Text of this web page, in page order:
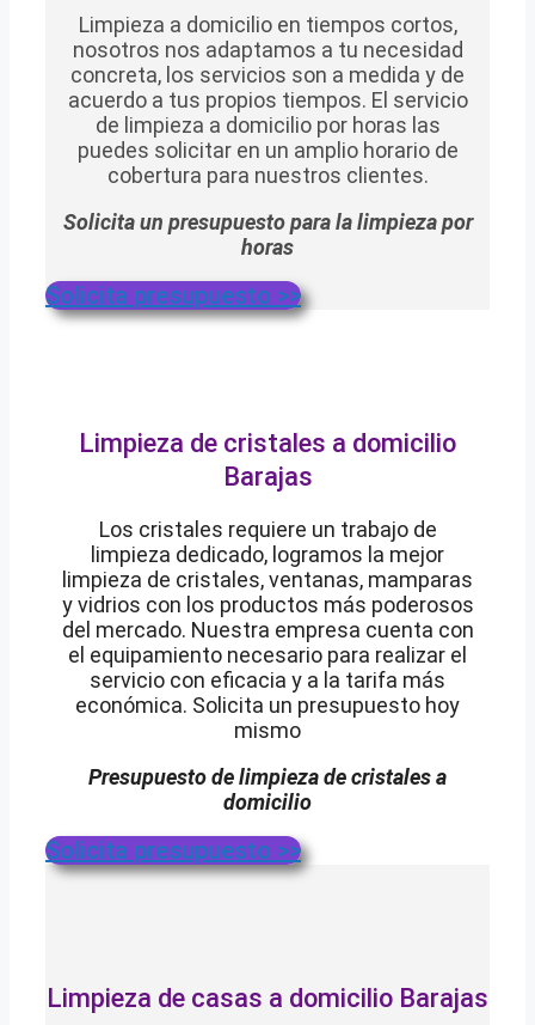
Limpieza a domicilio en tiempos cortos,
nosotros nos adaptamos a tu necesidad
concreta, los servicios son a medida y de
acuerdo a tus propios tiempos. El servicio
de limpieza a domicilio por horas las
puedes solicitar en un amplio horario de
cobertura para nuestros clientes.
Solicita un presupuesto para la limpieza por
horas
Solicita presupuesto >>
Limpieza de cristales a domicilio
Barajas
Los cristales requiere un trabajo de
limpieza dedicado, logramos la mejor
limpieza de cristales, ventanas, mamparas
y vidrios con los productos más poderosos
del mercado. Nuestra empresa cuenta con
el equipamiento necesario para realizar el
servicio con eficacia y a la tarifa más
económica. Solicita un presupuesto hoy
mismo
Presupuesto de limpieza de cristales a
domicilio
Solicita presupuesto >>
Limpieza de casas a domicilio Barajas